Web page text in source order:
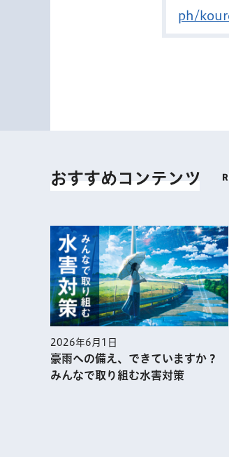
ph/
おすすめコンテンツ
2026年6月1日
豪雨への備え、できていますか？
みんなで取り組む水害対策